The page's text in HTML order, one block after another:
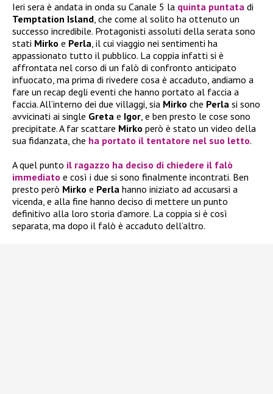
Ieri sera è andata in onda su Canale 5 la quinta puntata di
Temptation Island, che come al solito ha ottenuto un
successo incredibile. Protagonisti assoluti della serata sono
stati Mirko e Perla, il cui viaggio nei sentimenti ha
appassionato tutto il pubblico. La coppia infatti si è
affrontata nel corso di un falò di confronto anticipato
infuocato, ma prima di rivedere cosa è accaduto, andiamo a
fare un recap degli eventi che hanno portato al faccia a
faccia. All’interno dei due villaggi, sia Mirko che Perla si sono
avvicinati ai single Greta e Igor, e ben presto le cose sono
precipitate. A far scattare Mirko però è stato un video della
sua fidanzata, che ha portato il tentatore nel suo letto.
A quel punto il ragazzo ha deciso di chiedere il falò
immediato e così i due si sono finalmente incontrati. Ben
presto però Mirko e Perla hanno iniziato ad accusarsi a
vicenda, e alla fine hanno deciso di mettere un punto
definitivo alla loro storia d’amore. La coppia si è così
separata, ma dopo il falò è accaduto dell’altro.